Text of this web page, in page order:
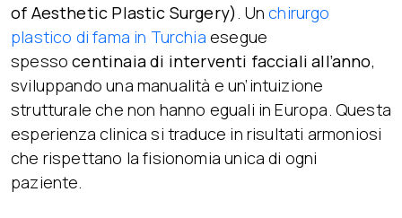
of Aesthetic Plastic Surgery). Unchirurgo
plastico di fama in Turchia esegue
spessocentinaia di interventi facciali all’anno,
sviluppando una manualità e un’intuizione
strutturale che non hanno eguali in Europa. Questa
esperienza clinica si traduce in risultati armoniosi
che rispettano la fisionomia unica di ogni
paziente.